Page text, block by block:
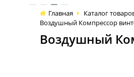
Главная Каталог
Воздушный Компрессор
Воздушный